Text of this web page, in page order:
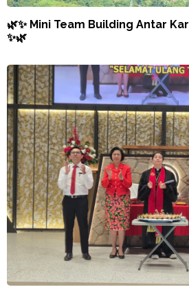
🌿✨ Mini Team Building Antar
✨🌿